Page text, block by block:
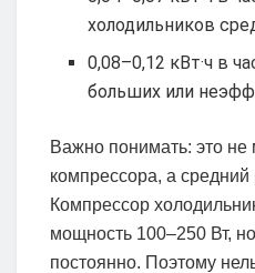
холодильников
0,08–0,12 кВт·ч в
больших или
Важно понимать: это не
компрессора, а средний
Компрессор
мощность 100–250 Вт,
постоянно. Поэтому